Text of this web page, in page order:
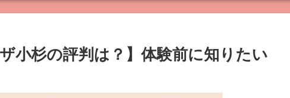
小杉の評判は？】体験前に知りたい